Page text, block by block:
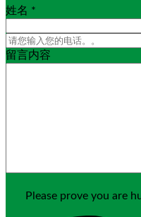
姓名 *
留言内容
Please prove you are